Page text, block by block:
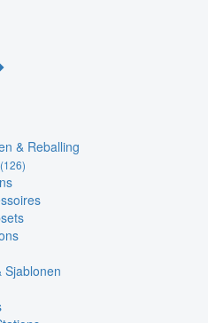
& Reballing
(126)
Sjablonen